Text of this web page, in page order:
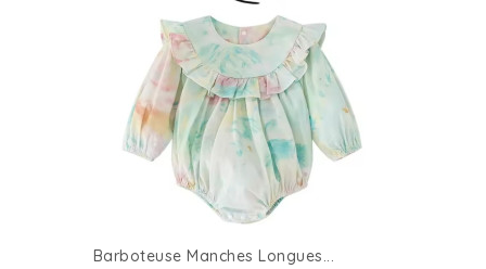
Barboteuse Manches Longues...